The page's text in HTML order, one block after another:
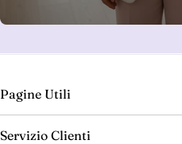
Pagine Utili
Servizio Clienti